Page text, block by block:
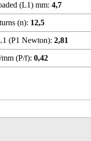
(L1) mm: 4,7
(n): 12,5
(P1 Newton): 2,81
(P/f): 0,42